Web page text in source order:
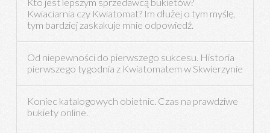
Kwiaciarnia czy Kwiatomat? Im dłużej o tym myślę,
tym bardziej zaskakuje mnie odpowiedź.
Od niepewności do pierwszego sukcesu. Historia
pierwszego tygodnia z Kwiatomatem w Skwierzynie
Koniec katalogowych obietnic. Czas na prawdziwe
bukiety online.